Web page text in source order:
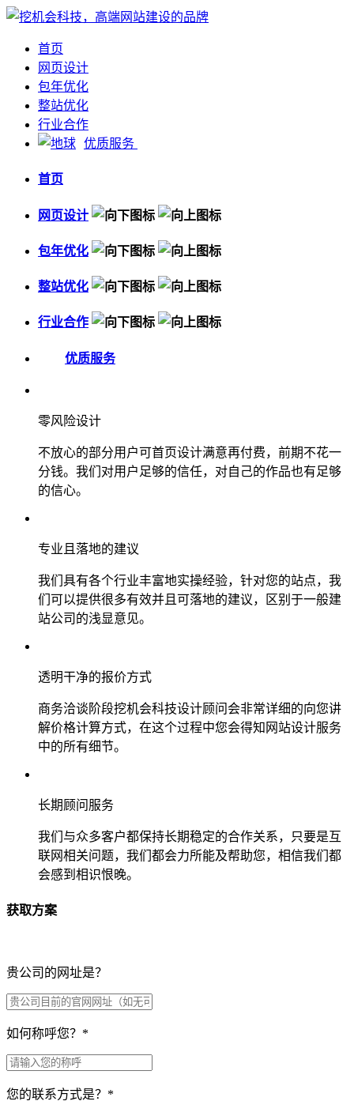
首页
网页设计
包年优化
整站优化
行业合作
优质服务
首页
网页设计
包年优化
整站优化
行业合作
优质服务
零风险设计
不放心的部分用户可首页设计满意再付费，前期不花一
分钱。我们对用户足够的信任，对自己的作品也有足够
的信心。
专业且落地的建议
我们具有各个行业丰富地实操经验，针对您的站点，我
们可以提供很多有效并且可落地的建议，区别于一般建
站公司的浅显意见。
透明干净的报价方式
商务洽谈阶段挖机会科技设计顾问会非常详细的向您讲
解价格计算方式，在这个过程中您会得知网站设计服务
中的所有细节。
长期顾问服务
我们与众多客户都保持长期稳定的合作关系，只要是互
联网相关问题，我们都会力所能及帮助您，相信我们都
会感到相识恨晚。
获取方案
贵公司的网址是？
如何称呼您？ *
您的联系方式是？ *